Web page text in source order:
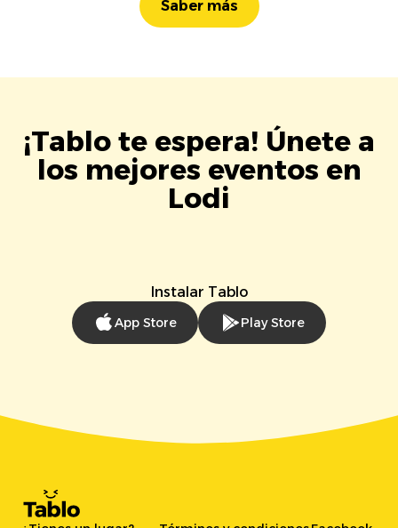
Saber más
¡Tablo te espera! Únete a
los mejores eventos en
Lodi
Instalar Tablo
App Store Play Store